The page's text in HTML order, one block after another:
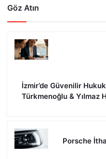
Göz Atın
İzmir’de Güvenilir
Türkmenoğlu & Yılmaz
Porsche